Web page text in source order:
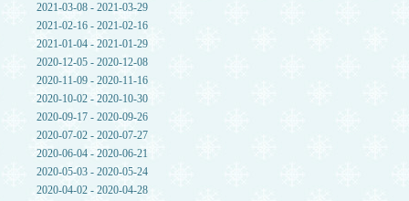
2021-03-08 - 2021-03-29
2021-02-16 - 2021-02-16
2021-01-04 - 2021-01-29
2020-12-05 - 2020-12-08
2020-11-09 - 2020-11-16
2020-10-02 - 2020-10-30
2020-09-17 - 2020-09-26
2020-07-02 - 2020-07-27
2020-06-04 - 2020-06-21
2020-05-03 - 2020-05-24
2020-04-02 - 2020-04-28